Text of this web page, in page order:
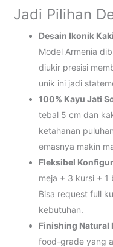
Jadi Pilihan
Desain Ikonik
Model Armenia
diukir presisi
unik ini jadi
100% Kayu Jati
tebal 5 cm dan
ketahanan
emasnya makin
Fleksibel
meja + 3 kursi +
Bisa request full
kebutuhan.
Finishing Natural
food-grade yang